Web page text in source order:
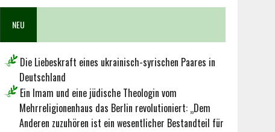
NEU
Die Liebeskraft eines ukrainisch-syrischen Paares in
Deutschland
Ein Imam und eine jüdische Theologin vom
Mehrreligionenhaus das Berlin revolutioniert: „Dem
Anderen zuzuhören ist ein wesentlicher Bestandteil für